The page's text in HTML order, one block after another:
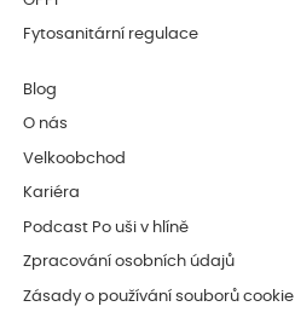
Fytosanitární regulace
Blog
O nás
Velkoobchod
Kariéra
Podcast Po uši v hlíně
Zpracování osobních údajů
Zásady o používání souborů cookie